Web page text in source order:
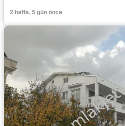
2 hafta, 5 gün önce